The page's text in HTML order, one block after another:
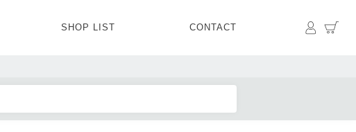
BOTTOMS
PANTS SKIRT
SHOP LIST CONTACT マイペ